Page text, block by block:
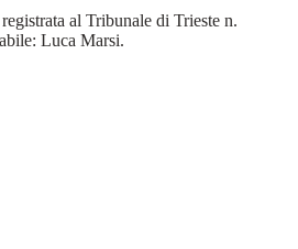
al Tribunale di Trieste n.
Luca Marsi.